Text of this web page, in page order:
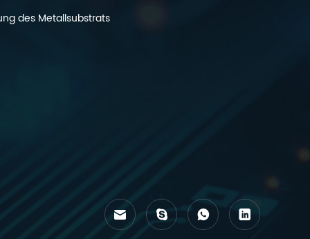
des Metallsubstrats